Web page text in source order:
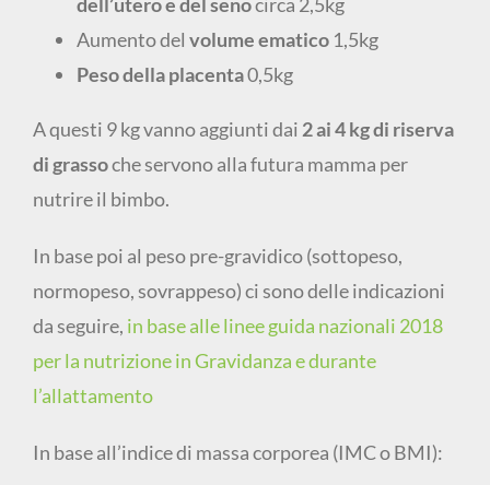
Aumento del volume ematico 1,5kg
Peso della placenta0,5kg
A questi 9 kg vanno aggiunti dai 2 ai 4 kg di riserva
di grassoche servono alla futura mamma per
nutrire il bimbo.
In base poi al peso pre-gravidico (sottopeso,
normopeso, sovrappeso) ci sono delle indicazioni
da seguire, in base alle linee guida nazionali 2018
per la nutrizione in Gravidanza e durante
l’allattamento
In base all’indice di massa corporea (IMC o BMI):